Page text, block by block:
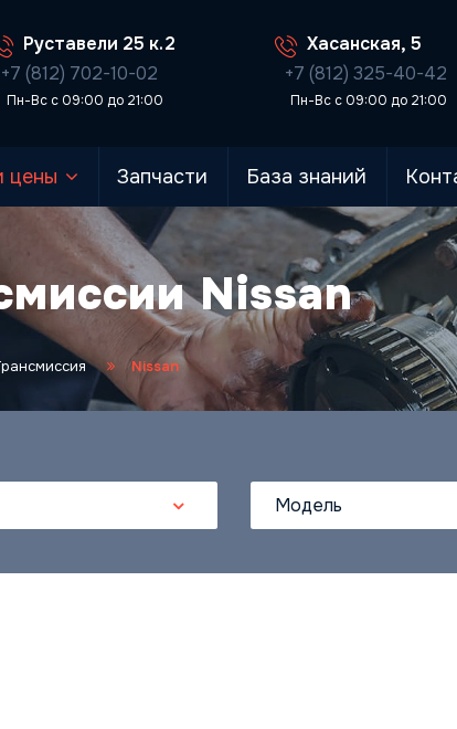
Руставели 25 к.2
+7 (812) 702-10-02
Пн-Вс с 09:00 до 21:00
Хасанская, 5
+7 (812) 325-40-42
Пн-Вс с 09:00 до 21:00
цены Запчасти База знаний
Nissan
Nissan
Модель